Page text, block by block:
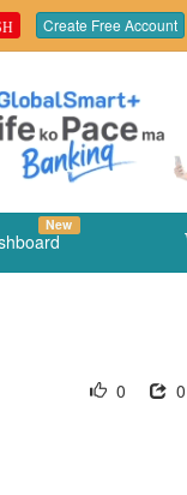
Create Free Account
New
0
0